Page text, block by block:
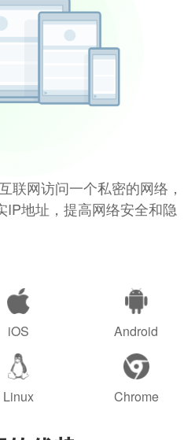
联网访问一个私密的网络，
IP地址，提高网络安全和隐
iOS Android
Linux Chrome